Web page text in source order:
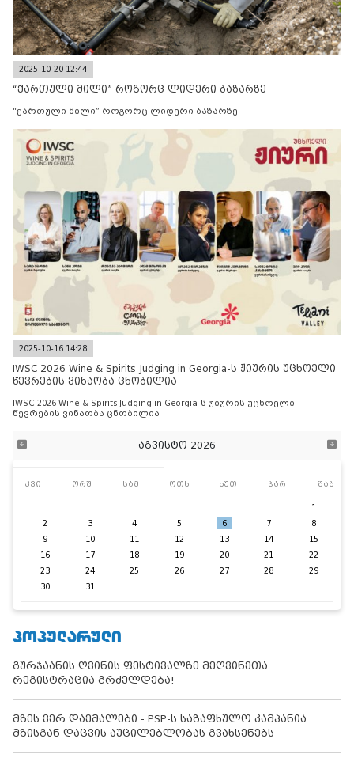
2025-10-20 12:44
“ქართული მილი” როგორც ლიდერი ბაზარზე
“ქართული მილი” როგორც ლიდერი ბაზარზე
2025-10-16 14:28
IWSC 2026 Wine & Spirits Judging in Georgia-ს ჟიურის უცხოელი
წევრების ვინაობა ცნობილია
IWSC 2026 Wine & Spirits Judging in Georgia-ს ჟიურის უცხოელი
წევრების ვინაობა ცნობილია
აგვისტო 2026
კვი ორშ სამ ოთხ ხუთ პარ შაბ
1
2
3 4 5 6 7
8
9
10 11 12 13 14
15
16
17 18 19 20 21
22
23
24 25 26 27 28
29
30
31
ᲞᲝᲞᲣᲚᲐᲠᲣᲚᲘ
გურჯაანის ღვინის ფესტივალზე მეღვინეთა
რეგისტრაცია გრძელდება!
მზეს ვერ დაემალები - PSP-ს საზაფხულო კამპანია
მზისგან დაცვის აუცილებლობას გვახსენებს